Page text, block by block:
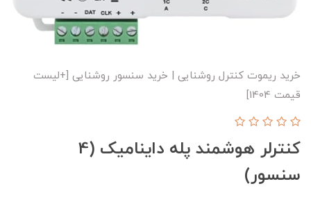
خرید ریموت کنترل روشنایی | خرید سنسور روشنایی [+لیست
قیمت 1404]
کنترلر هوشمند پله داینامیک (4
سنسور)